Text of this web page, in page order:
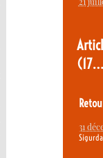
31